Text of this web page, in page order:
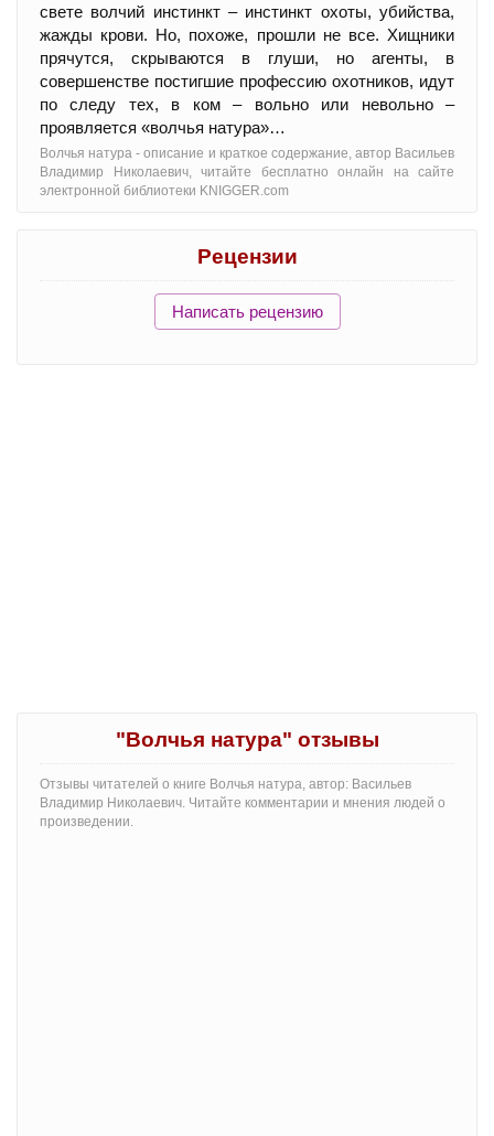
свете волчий инстинкт – инстинкт охоты, убийства,
жажды крови. Но, похоже, прошли не все. Хищники
прячутся, скрываются в глуши, но агенты, в
совершенстве постигшие профессию охотников, идут
по следу тех, в ком – вольно или невольно –
проявляется «волчья натура»…
Волчья натура - oписание и краткое содержание, автор Васильев
Владимир Николаевич, читайте бесплатно онлайн на сайте
электронной библиотеки KNIGGER.com
Рецензии
Написать рецензию
"Волчья натура" отзывы
Отзывы читателей о книге Волчья натура, автор: Васильев
Владимир Николаевич. Читайте комментарии и мнения людей о
произведении.